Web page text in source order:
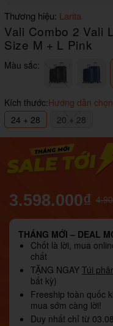
Item
1
of
1
Thương hiệu: Larita
Vali Combo 2 Vali
Size M + L Pink
Màu sắc:
Kích thước:Hướng dẫn
24 + 28
20 + 28
3.598.000₫
THÁNG MỚI – DEAL
Chốt là lời, mua
chất
TẶNG NGAY Túi
bất kỳ)
Freeship toàn quốc
mua sớm càng lời!
Duy nhất chỉ từ